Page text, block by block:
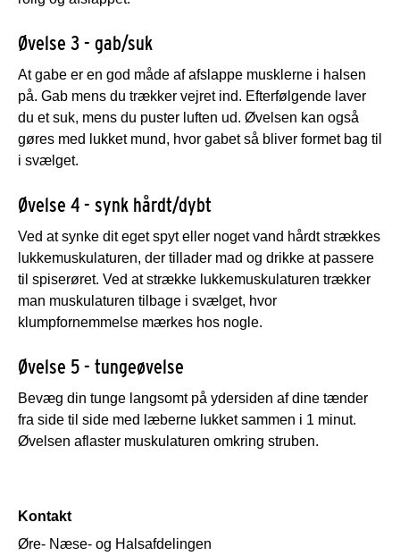
Øvelse 3 - gab/suk
At gabe er en god måde af afslappe musklerne i halsen
på. Gab mens du trækker vejret ind. Efterfølgende laver
du et suk, mens du puster luften ud. Øvelsen kan også
gøres med lukket mund, hvor gabet så bliver formet bag til
i svælget.
Øvelse 4 - synk hårdt/dybt
Ved at synke dit eget spyt eller noget vand hårdt strækkes
lukkemuskulaturen, der tillader mad og drikke at passere
til spiserøret. Ved at strække lukkemuskulaturen trækker
man muskulaturen tilbage i svælget, hvor
klumpfornemmelse mærkes hos nogle.
Øvelse 5 - tungeøvelse
Bevæg din tunge langsomt på ydersiden af dine tænder
fra side til side med læberne lukket sammen i 1 minut.
Øvelsen aflaster muskulaturen omkring struben.
Kontakt
Øre- Næse- og Halsafdelingen